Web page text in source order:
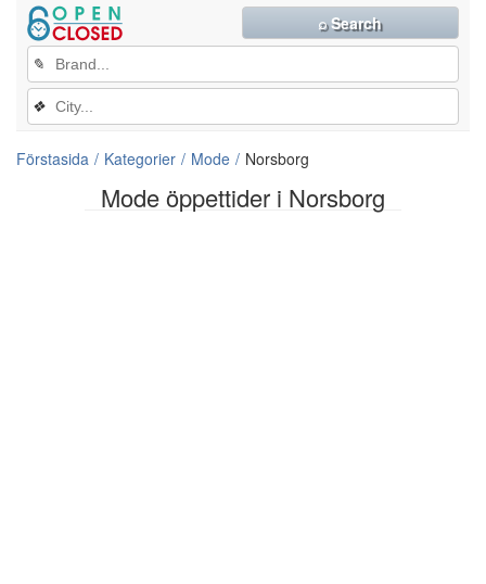
Mode öppettider i Norsborg
✎
❖
⌕ Search
Förstasida Kategorier Mode Norsborg